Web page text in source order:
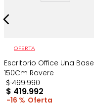
OFERTA
Escritorio Office Una Base
150Cm Rovere
$ 499.990
$ 419.992
16 %